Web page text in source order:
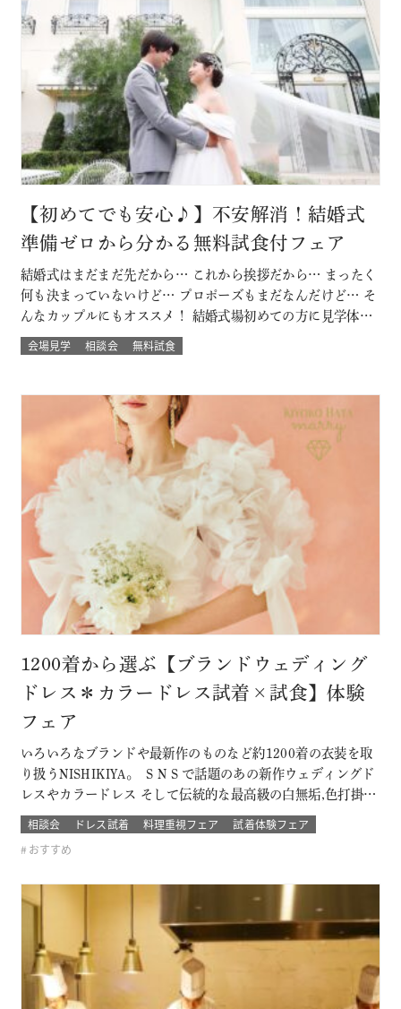
【初めてでも安心♪】不安解消！結婚式
準備ゼロから分かる無料試食付フェア
結婚式はまだまだ先だから… これから挨拶だから… まったく
何も決まっていないけど… プロポーズもまだなんだけど… そ
んなカップルにもオススメ！ 結婚式場初めての方に見学体験
ウェディング試食も結婚式の挙式体験も披露宴演出体験
も！！ いろいろな体験が気軽にできるよくばりフェア♪ 結婚
当日の過ごし方も体験して…
会場見学 相談会 無料試食
1200着から選ぶ【ブランドウェディング
ドレス＊カラードレス試着×試食】体験
フェア
いろいろなブランドや最新作のものなど約1200着の衣装を取
り扱うNISHIKIYA。 ＳＮＳで話題のあの新作ウェディングド
レスやカラードレス そして伝統的な最高級の白無垢,色打掛,本
振袖からブライズメイドの衣裳まで 衣裳のラインナップは品
質や数どちらとも県内でもトップレベル プロのドレスコーデ
ィネーターと打ち合わせをして結婚式当日の「運命の一着」
相談会 ドレス試着 料理重視フェア
試着体験フェア
おすすめ